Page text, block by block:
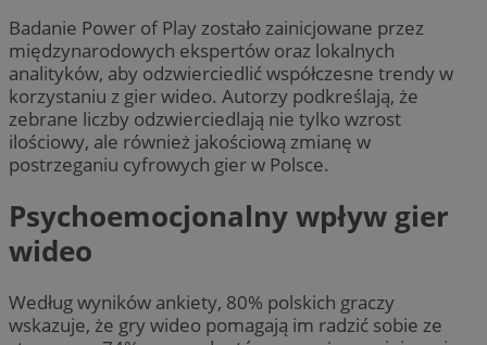
Badanie Power of Play zostało zainicjowane przez
międzynarodowych ekspertów oraz lokalnych
analityków, aby odzwierciedlić współczesne trendy w
korzystaniu z gier wideo. Autorzy podkreślają, że
zebrane liczby odzwierciedlają nie tylko wzrost
ilościowy, ale również jakościową zmianę w
postrzeganiu cyfrowych gier w Polsce.
Psychoemocjonalny wpływ gier
wideo
Według wyników ankiety, 80% polskich graczy
wskazuje, że gry wideo pomagają im radzić sobie ze